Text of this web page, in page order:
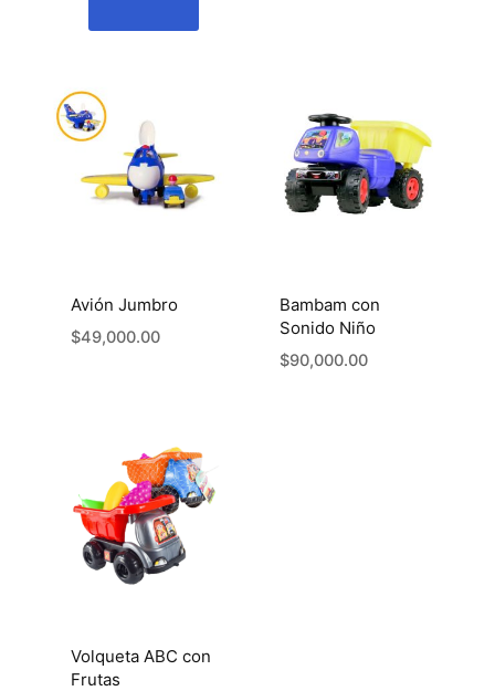
hasta
tiene
múltiples
variantes.
Las
elegir
en
producto
Avión Jumbro
$49,000.00
Bambam con
Sonido Niño
$90,000.00
Volqueta ABC con
Frutas